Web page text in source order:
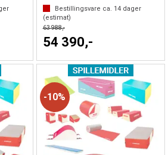
Bestillingsvare ca. 14dager
(estimat)
63 988,-
54 390,-
10%